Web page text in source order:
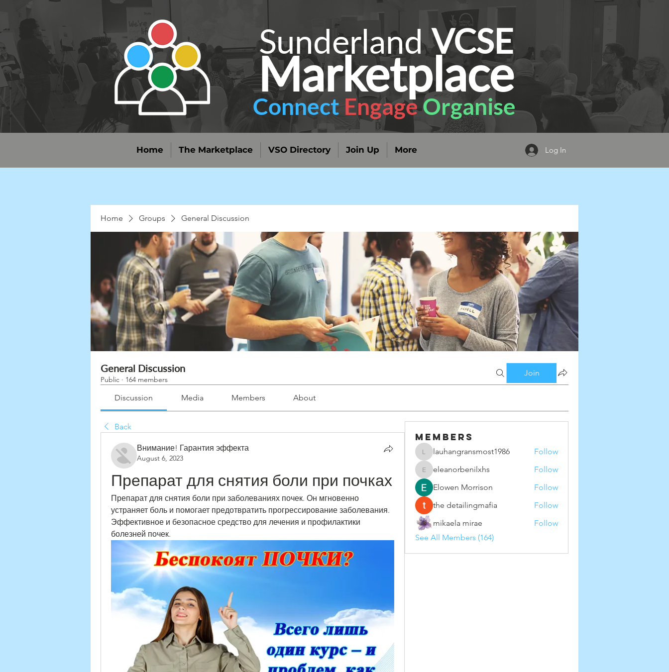
SunderlandVCSE
Marketplace
Connect EngageOrganise
Home The Marketplace VSO Directory Join Up More Log In
Home Groups General Discussion
General Discussion
Public · 164 members
Join
Discussion Media Members About
Back
Внимание! Гарантия эффекта
August 6, 2023
Препарат для снятия боли при почках
Препарат для снятия боли при заболеваниях почек. Он мгновенно
устраняет боль и помогает предотвратить прогрессирование заболевания.
Эффективное и безопасное средство для лечения и профилактики
болезней почек.
Members
lauhangransmost1986
lauhangransmost1986 Follow
eleanorbenilxhs
eleanorbenilxhs
Follow
Elowen Morrison
Follow
the detailingmafia
Follow
mikaela mirae
Follow
See All Members (164)